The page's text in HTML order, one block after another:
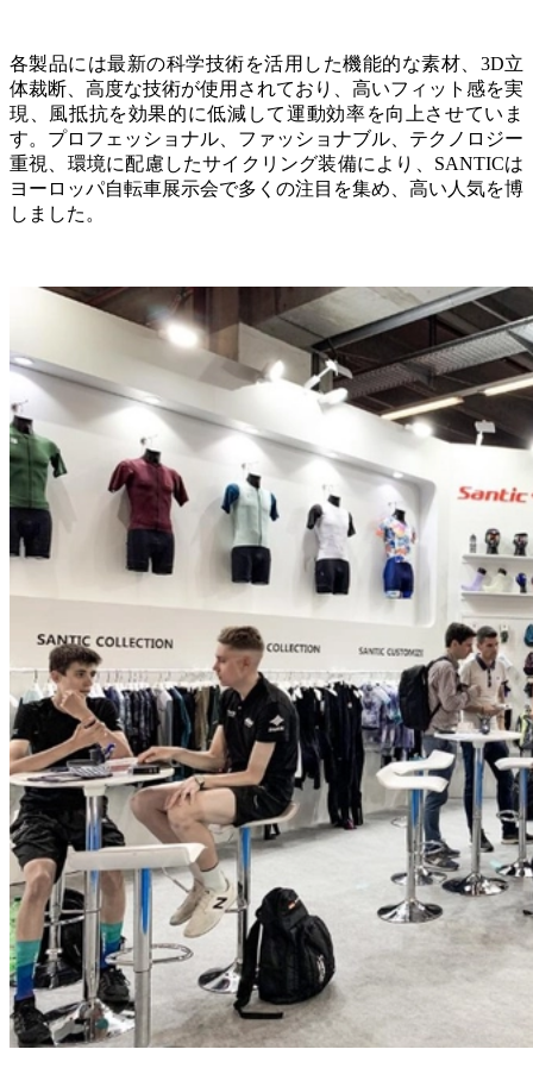
各製品には最新の科学技術を活用した機能的な素材、3D立
体裁断、高度な技術が使用されており、高いフィット感を実
現、風抵抗を効果的に低減して運動効率を向上させていま
す。プロフェッショナル、ファッショナブル、テクノロジー
重視、環境に配慮したサイクリング装備により、SANTICは
ヨーロッパ自転車展示会で多くの注目を集め、高い人気を博
しました。